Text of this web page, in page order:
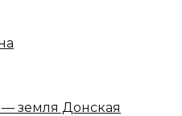
земля Донская